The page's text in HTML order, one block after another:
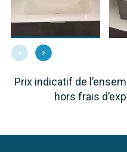
Prix indicatif de
hors frais